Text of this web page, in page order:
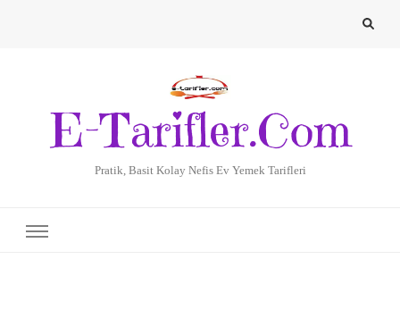
E-Tarifler.Com
Pratik, Basit Kolay Nefis Ev Yemek Tarifleri